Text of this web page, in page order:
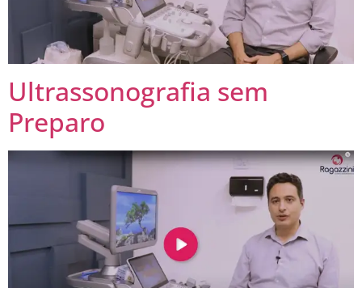
Ultrassonografia sem
Preparo